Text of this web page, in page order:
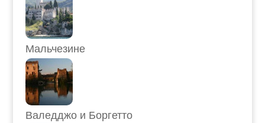
Мальчезине
Валедджо и Боргетто